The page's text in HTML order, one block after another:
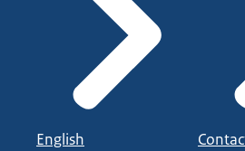
English